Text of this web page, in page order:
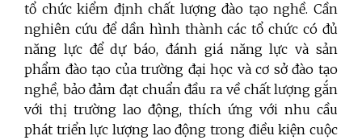
tổ chức kiểm định chất lượng đào tạo nghề. Cần
nghiên cứu để dần hình thành các tổ chức có đủ
năng lực để dự báo, đánh giá năng lực và sản
phẩm đào tạo của trường đại học và cơ sở đào tạo
nghề, bảo đảm đạt chuẩn đầu ra về chất lượng gắn
với thị trường lao động, thích ứng với nhu cầu
phát triển lực lượng lao động trong điều kiện cuộc